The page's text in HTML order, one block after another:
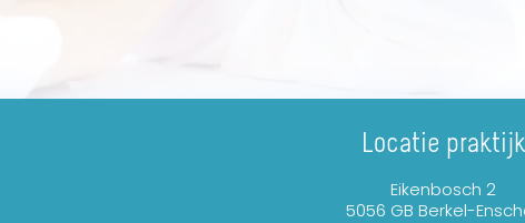
Locatie praktijk
Eikenbosch 2
5056 GB Berkel-